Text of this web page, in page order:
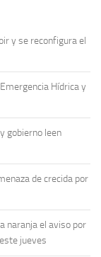
y se reconfigura el
Hídrica y
gobierno leen
de crecida por
naranja el aviso por
jueves